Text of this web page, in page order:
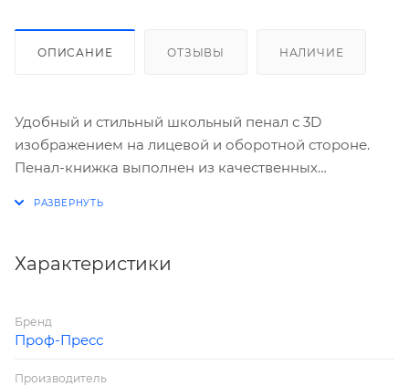
ОПИСАНИЕ ОТЗЫВЫ НАЛИЧИЕ
Удобный и стильный школьный пенал с 3D
изображением на лицевой и оборотной стороне.
Пенал-книжка выполнен из качественных
принадлежности. Благодаря вшитых эластичных
обладателя аксессуара, но и аго сверстников.
Размер: 190х115мм
Характеристики
Бренд
Проф-Пресс
Производитель